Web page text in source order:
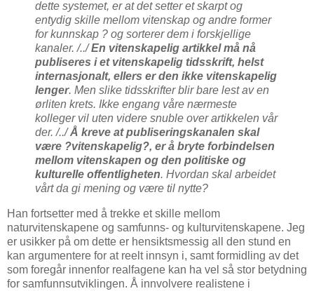
dette systemet, er at det setter et skarpt og
entydig skille mellom vitenskap og andre former
for kunnskap ? og sorterer dem i forskjellige
kanaler. /../En vitenskapelig artikkel må nå
publiseres i et vitenskapelig tidsskrift, helst
internasjonalt, ellers er den ikke vitenskapelig
lenger. Men slike tidsskrifter blir bare lest av en
ørliten krets. Ikke engang våre nærmeste
kolleger vil uten videre snuble over artikkelen vår
der. /../Å kreve at publiseringskanalen skal
være ?vitenskapelig?, er å bryte forbindelsen
mellom vitenskapen og den politiske og
kulturelle offentligheten. Hvordan skal arbeidet
vårt da gi mening og være til nytte?
Han fortsetter med å trekke et skille mellom
naturvitenskapene og samfunns- og kulturvitenskapene. Jeg
er usikker på om dette er hensiktsmessig all den stund en
kan argumentere for at reelt innsyn i, samt formidling av det
som foregår innenfor realfagene kan ha vel så stor betydning
for samfunnsutviklingen. Å innvolvere realistene i